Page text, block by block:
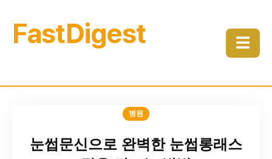
FastDigest ☰
병원
눈썹문신으로 완벽한 눈썹롱래스